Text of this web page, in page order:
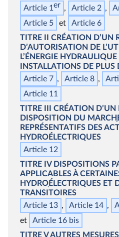
Article 1 er Article 2
Article 5
Article 6
TITRE II
CRÉATION D’UN
D’AUTORISATION DE
L’ÉNERGIE
INSTALLATIONS DE
Article 7
Article 8
Article 11
TITRE III
CRÉATION D’UN
DISPOSITION DU MARCH
REPRÉSENTATIFS DES
HYDROÉLECTRIQUES
Article 12
TITRE IVDISPOSITIONS
APPLICABLES À
HYDROÉLECTRIQUES ET
TRANSITOIRES
Article 13
Article 14
Article 16 bis
TITRE VAUTRES